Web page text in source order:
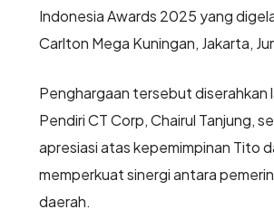
Indonesia Awards 2025 yang
Carlton Mega Kuningan, Jakarta,
Penghargaan tersebut diserahkan
Pendiri CT Corp, Chairul Tanjung,
apresiasi atas kepemimpinan Tito
memperkuat sinergi antara
daerah.